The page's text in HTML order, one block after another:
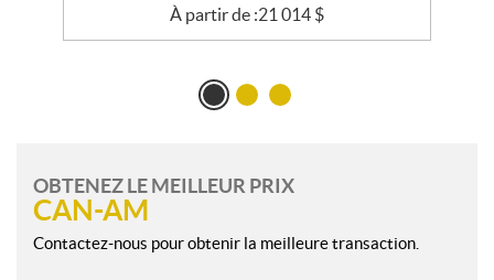
À partir de :21 014 $
OBTENEZ LE MEILLEUR PRIX
CAN-AM
Contactez-nous pour obtenir la meilleure transaction.